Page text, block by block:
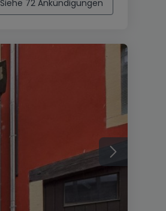
Siehe 72 Ankündigungen